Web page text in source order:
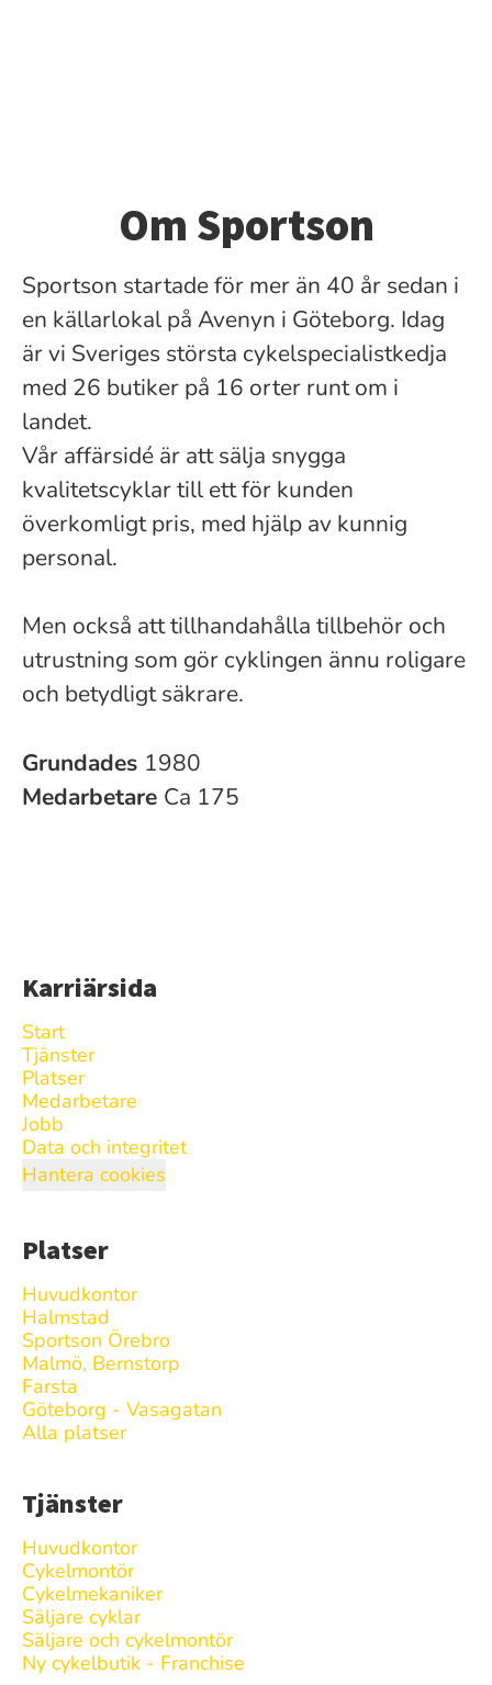
Om Sportson
Sportson startade för mer än 40 år sedan i
en källarlokal på Avenyn i Göteborg. Idag
är vi Sveriges största cykelspecialistkedja
med 26 butiker på 16 orter runt om i
landet.
Vår affärsidé är att sälja snygga
kvalitetscyklar till ett för kunden
överkomligt pris, med hjälp av kunnig
personal.
Men också att tillhandahålla tillbehör och
utrustning som gör cyklingen ännu roligare
och betydligt säkrare.
Grundades 1980
Medarbetare Ca 175
Karriärsida
Start
Tjänster
Platser
Medarbetare
Jobb
Data och integritet
Hantera cookies
Platser
Huvudkontor
Halmstad
Sportson Örebro
Malmö, Bernstorp
Farsta
Göteborg - Vasagatan
Alla platser
Tjänster
Huvudkontor
Cykelmontör
Cykelmekaniker
Säljare cyklar
Säljare och cykelmontör
Ny cykelbutik - Franchise